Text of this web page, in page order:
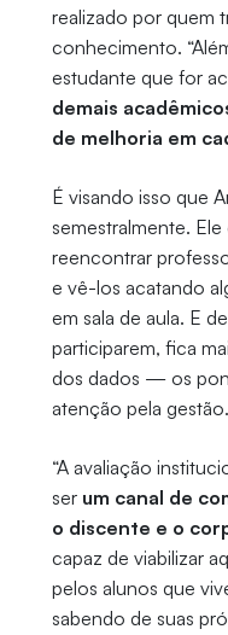
realizado por quem
conhecimento.
estudante que for
demais
de melhoria em
É visando isso que
semestralmente.
reencontrar
e vê-los acatando
em sala de aula. E
participarem, fica
dos dados — os
atenção pela gestão.
“A avaliação
ser um canal de
o discente e o
capaz de viabilizar
pelos alunos que
sabendo de suas